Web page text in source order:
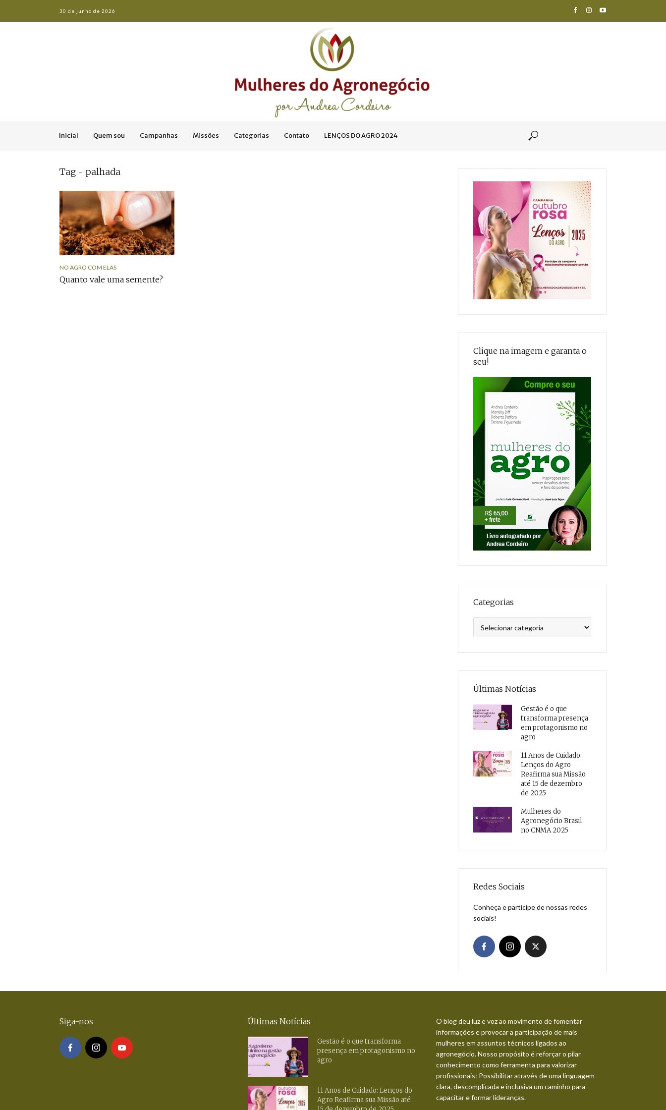
30 de junho de 2026
Inicial Quem sou Campanhas Missões Categorias Contato LENÇOS DO AGRO 2024
Tag - palhada
NO AGRO COM ELAS
Quanto vale uma semente?
Clique na imagem e garanta o
seu!
Categorias
Últimas Notícias
Gestão é o que
transforma presença
em protagonismo no
agro
11 Anos de Cuidado:
Lenços do Agro
Reafirma sua Missão
até 15 de dezembro
de 2025
Mulheres do
Agronegócio Brasil
no CNMA 2025
Redes Sociais
Conheça e participe de nossas redes
sociais!
Siga-nos Últimas Notícias
Gestão é o que transforma
presença em protagonismo no
agro
11 Anos de Cuidado: Lenços do
Agro Reafirma sua Missão até
O blog deu luz e voz ao movimento de fomentar
informações e provocar a participação de mais
mulheres em assuntos técnicos ligados ao
agronegócio. Nosso propósito é reforçar o pilar
conhecimento como ferramenta para valorizar
profissionais: Possibilitar através de uma linguagem
clara, descomplicada e inclusiva um caminho para
capacitar e formar lideranças.